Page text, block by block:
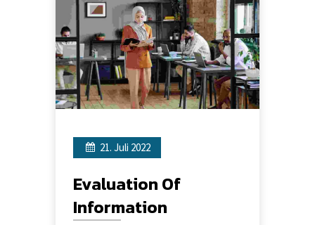
21. Juli 2022
Evaluation Of
Information